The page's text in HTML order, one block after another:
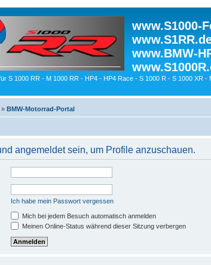
www.S1000-
www.BMW-
S 1000 RR - M 1000 RR - HP4 - HP4 Race - S 1000 R - S 1000 XR -
» BMW-Motorrad-Portal
angemeldet sein, um Profile anzuschauen.
Ich habe mein Passwort vergessen
Mich bei jedem Besuch automatisch anmelden
Meinen Online-Status während dieser Sitzung verbergen